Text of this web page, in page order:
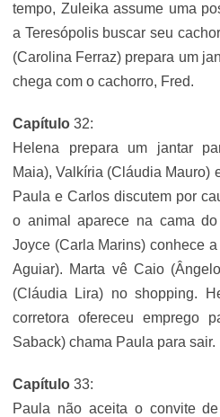
tempo, Zuleika assume uma
a Teresópolis buscar seu
(Carolina Ferraz) prepara um
chega com o cachorro, Fred.
Capítulo 32:
Helena prepara um jantar
Maia), Valkíria (Cláudia Mauro)
Paula e Carlos discutem por
o animal aparece na cama
Joyce (Carla Marins) conhece
Aguiar). Marta vê Caio
(Cláudia Lira) no shopping.
corretora ofereceu emprego
Saback) chama Paula para sair.
Capítulo 33:
Paula não aceita o convite